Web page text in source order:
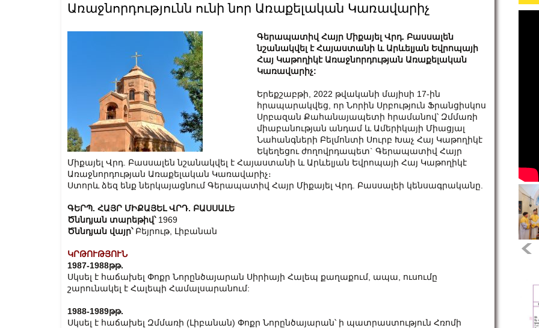
Առաջնորդությունն ունի նոր Առաքելական Կառավարիչ
Գերապատիվ Հայր Միքայել Վրդ. Բասսալեն
նշանակվել է Հայաստանի և Արևելյան Եվրոպայի
Հայ Կաթողիկէ Առաջնորդության Առաքելական
Կառավարիչ:
Երեքշաբթի, 2022 թվականի մայիսի 17-ին
հրապարակվեց, որ Նորին Սրբություն Ֆրանցիսկոս
Սրբազան Քահանայապետի հրամանով՝ Զմմառի
միաբանության անդամ և Ամերիկայի Միացյալ
Նահանգների Բելմոնտի Սուրբ Խաչ Հայ Կաթողիկէ
Եկեղեցու ժողովրդապետ` Գերապատիվ Հայր
Միքայել Վրդ. Բասսալեն նշանակվել է Հայաստանի և Արևելյան Եվրոպայի Հայ Կաթողիկէ
Առաջնորդության Առաքելական Կառավարիչ։
Ստորև ձեզ ենք ներկայացնում Գերապատիվ Հայր Միքայել Վրդ. Բասսալեի կենսագրականը.
ԳԵՐՊ. ՀԱՅՐ ՄԻՔԱՅԵԼ ՎՐԴ. ԲԱՍՍԱԼԵ
Ծննդյան տարեթիվ՝ 1969
Ծննդյան վայր՝ Բեյրութ, Լիբանան
ԿՐԹՈՒԹՅՈՒՆ
1987-1988թթ.
Սկսել է հաճախել Փոքր Նորընծայարան Սիրիայի Հալեպ քաղաքում, ապա, ուսումը
շարունակել է Հալեպի Համալսարանում:
1988-1989թթ.
Սկսել է հաճախել Զմմառի (Լիբանան) Փոքր Նորընծայարան՝ ի պատրաստություն Հռոմի